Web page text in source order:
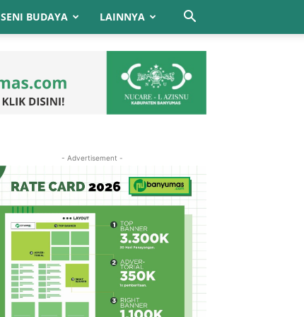
SENI BUDAYA LAINNYA
- Advertisement -